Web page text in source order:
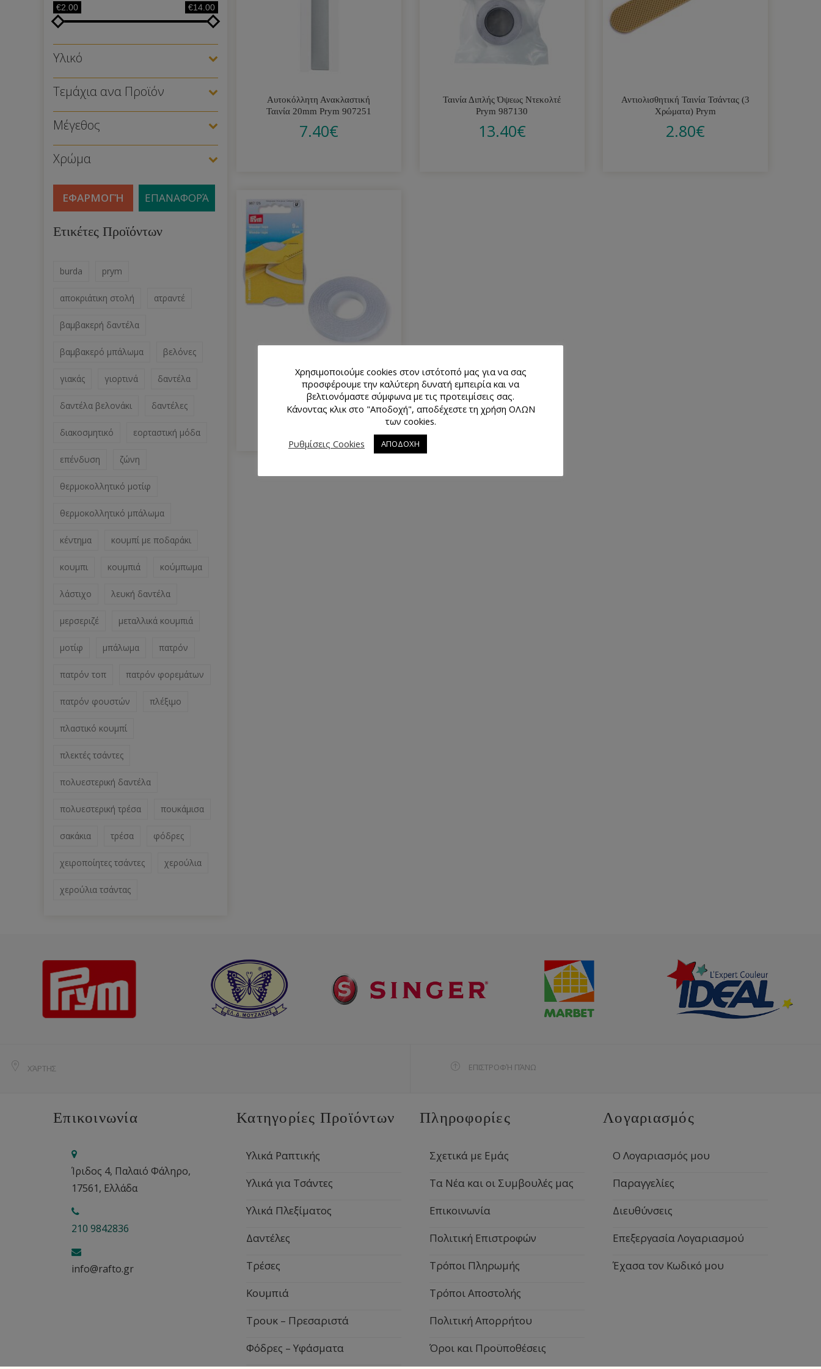
€2.00 €14.00
Υλικό
Τεμάχια ανα Προϊόν
Μέγεθος
Χρώμα
ΕΦΑΡΜΟΓΉ ΕΠΑΝΑΦΟΡΆ
Ετικέτες Προϊόντων
burda prym
αποκριάτικη στολή ατραντέ
βαμβακερή δαντέλα
βαμβακερό μπάλωμα βελόνες
γιακάς γιορτινά δαντέλα
δαντέλα βελονάκι δαντέλες
διακοσμητικό εορταστική μόδα
επένδυση ζώνη
θερμοκολλητικό μοτίφ
θερμοκολλητικό μπάλωμα
κέντημα κουμπί με ποδαράκι
κουμπι κουμπιά κούμπωμα
λάστιχο λευκή δαντέλα
μερσεριζέ μεταλλικά κουμπιά
μοτίφ μπάλωμα πατρόν
πατρόν τοπ πατρόν φορεμάτων
πατρόν φουστών πλέξιμο
πλαστικό κουμπί
πλεκτές τσάντες
πολυεστερική δαντέλα
πολυεστερική τρέσα πουκάμισα
σακάκια τρέσα φόδρες
χειροποίητες τσάντες χερούλια
χερούλια τσάντας
Αυτοκόλλητη Ανακλαστική
Ταινία 20mm Prym 907251
7.40€
Ταινία Διπλής Όψεως Ντεκολτέ
Prym 987130
13.40€
Αντιολισθητική Ταινία Τσάντας (3
Χρώματα) Prym
2.80€
Ταινία Αυτοκόλλητη Διπλής
Όψεως Prym 987125
8.40€
ΧΆΡΤΗΣ ΕΠΙΣΤΡΟΦΉ ΠΆΝΩ
Επικοινωνία
Ίριδος 4, Παλαιό Φάληρο,
17561, Ελλάδα
210 9842836
info@rafto.gr
Κατηγορίες Προϊόντων
Υλικά Ραπτικής
Υλικά για Τσάντες
Υλικά Πλεξίματος
Δαντέλες
Τρέσες
Κουμπιά
Τρουκ – Πρεσαριστά
Φόδρες – Υφάσματα
Πληροφορίες
Σχετικά με Εμάς
Τα Νέα και οι Συμβουλές μας
Επικοινωνία
Πολιτική Επιστροφών
Τρόποι Πληρωμής
Τρόποι Αποστολής
Πολιτική Απορρήτου
Όροι και Προϋποθέσεις
Λογαριασμός
Ο Λογαριασμός μου
Παραγγελίες
Διευθύνσεις
Επεξεργασία Λογαριασμού
Έχασα τον Κωδικό μου
Χρησιμοποιούμε cookies στον ιστότοπό μας για να σας
προσφέρουμε την καλύτερη δυνατή εμπειρία και να
βελτιονόμαστε σύμφωνα με τις προτειμίσεις σας.
Κάνοντας κλικ στο "Αποδοχή", αποδέχεστε τη χρήση ΟΛΩΝ
των cookies.
Ρυθμίσεις Cookies
ΑΠΟΔΟΧΗ